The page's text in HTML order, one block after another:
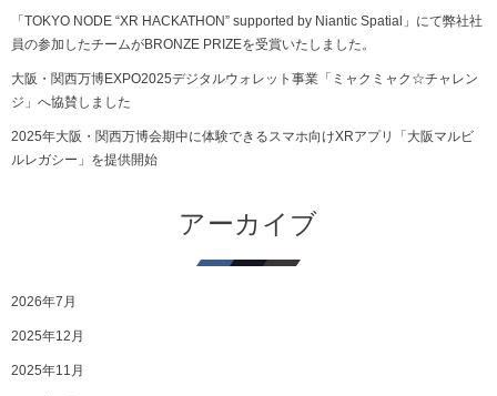
「TOKYO NODE “XR HACKATHON” supported by Niantic Spatial」にて弊社社
員の参加したチームがBRONZE PRIZEを受賞いたしました。
大阪・関西万博EXPO2025デジタルウォレット事業「ミャクミャク☆チャレン
ジ」へ協賛しました
2025年大阪・関西万博会期中に体験できるスマホ向けXRアプリ「大阪マルビ
ルレガシー」を提供開始
アーカイブ
2026年7月
2025年12月
2025年11月